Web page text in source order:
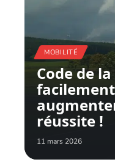
MOBILITÉ
Code de
réussite !
11 mars 2026